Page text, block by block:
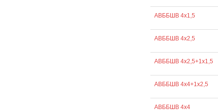
АВББШВ 4х1,5
АВББШВ 4х2,5
АВББШВ 4х2,5+1х1,5
АВББШВ 4х4+1х2,5
АВББШВ 4х4